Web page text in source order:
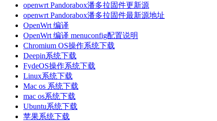
openwrt Pandorabox潘多拉固件更新源
openwrt Pandorabox潘多拉固件最新源地址
OpenWrt 编译
OpenWrt 编译 menuconfig配置说明
Chromium OS操作系统下载
Deepin系统下载
FydeOS操作系统下载
Linux系统下载
Mac os 系统下载
mac os系统下载
Ubuntu系统下载
苹果系统下载